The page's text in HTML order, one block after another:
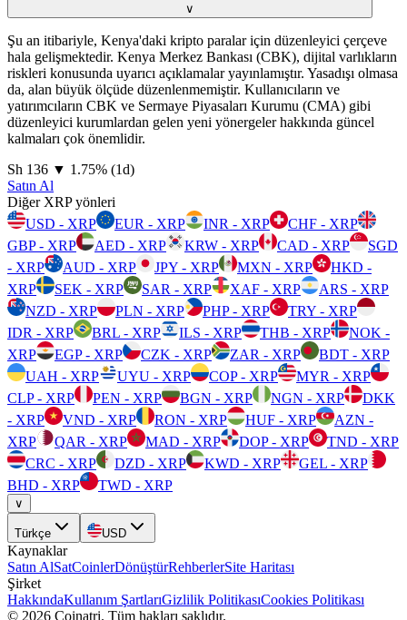
∨
Şu an itibariyle, Kenya'daki kripto paralar için düzenleyici çerçeve
hala gelişmektedir. Kenya Merkez Bankası (CBK), dijital varlıkların
riskleri konusunda uyarıcı açıklamalar yayınlamıştır. Yasadışı olmasa
da, alan büyük ölçüde düzenlenmemiştir. Kullanıcıların ve
yatırımcıların CBK ve Sermaye Piyasaları Kurumu (CMA) gibi
düzenleyici kurumlardan gelen yeni yönergeler hakkında güncel
kalmaları çok önemlidir.
⁦Sh⁩ 136 ▼ 1.75% (1d)
Satın Al
Diğer XRP yönleri
USD - XRP
EUR - XRP INR - XRP
CHF - XRP
GBP - XRP
AED - XRP KRW - XRP CAD - XRP
SGD
- XRP
AUD - XRP JPY - XRP MXN - XRP
HKD -
XRP
SEK - XRP SAR - XRP XAF - XRP
ARS - XRP
NZD - XRP
PLN - XRP PHP - XRP
TRY - XRP
IDR - XRP
BRL - XRP ILS - XRP THB - XRP
NOK -
XRP
EGP - XRP CZK - XRP ZAR - XRP
BDT - XRP
UAH - XRP
UYU - XRP COP - XRP
MYR - XRP
CLP - XRP
PEN - XRP BGN - XRP NGN - XRP
DKK
- XRP
VND - XRP RON - XRP HUF - XRP
AZN -
XRP
QAR - XRP MAD - XRP DOP - XRP
TND - XRP
CRC - XRP
DZD - XRP KWD - XRP
GEL - XRP
BHD - XRP
TWD - XRP
∨
Türkçe USD
Kaynaklar
Satın AlSatCoinlerDönüştürRehberlerSite Haritası
Şirket
HakkındaKullanım ŞartlarıGizlilik PolitikasıCookies Politikası
© 2026 Coinatri. Tüm hakları saklıdır.